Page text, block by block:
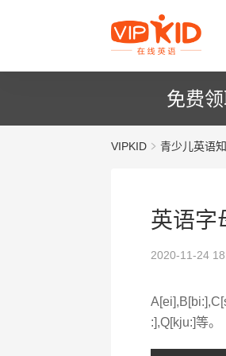
免费
VIPKID 青少儿英语
英语字
2020-11-24
:],Q[kju:]等。